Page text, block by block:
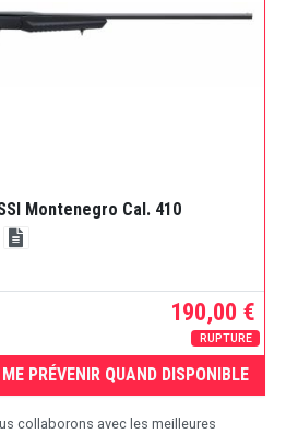
Montenegro Cal. 410
190,00 €
RUPTURE
ME PRÉVENIR QUAND DISPONIBLE
collaborons avec les meilleures